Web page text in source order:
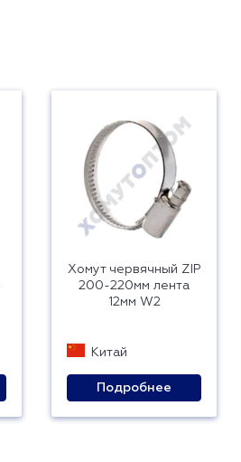
Хомут червячный ZIP
200-220мм лента
12мм W2
Китай
Подробнее